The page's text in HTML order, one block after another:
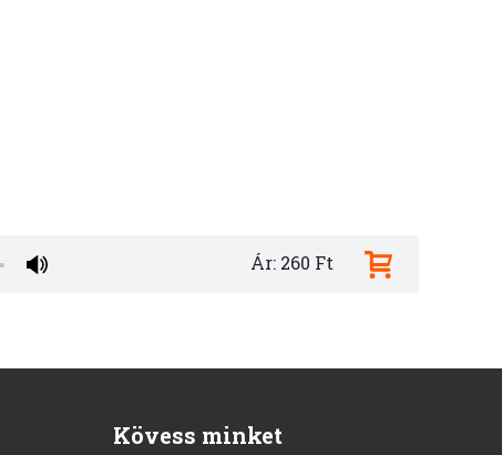
Ár: 260 Ft
Kövess minket